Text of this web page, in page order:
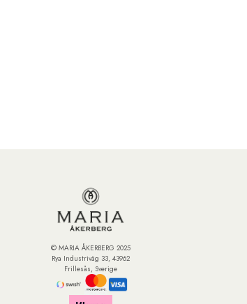
© MARIA ÅKERBERG 2025
Rya Industriväg 33, 43962
Frillesås, Sverige